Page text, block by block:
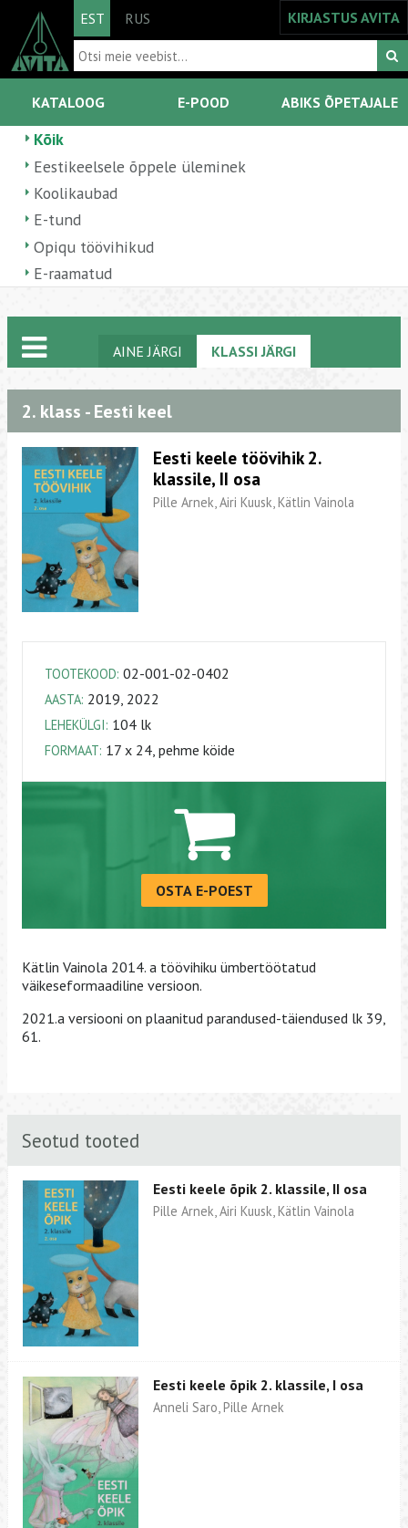
EST RUS KIRJASTUS AVITA
KATALOOG E-POOD ABIKS ÕPETAJALE
Kõik
Eestikeelsele õppele üleminek
Koolikaubad
E-tund
Opiqu töövihikud
E-raamatud
AINE JÄRGI KLASSI JÄRGI
2. klass - Eesti keel
Eesti keele töövihik 2.
klassile, II osa
Pille Arnek, Airi Kuusk, Kätlin Vainola
TOOTEKOOD: 02-001-02-0402
AASTA: 2019, 2022
LEHEKÜLGI: 104 lk
FORMAAT: 17 x 24, pehme köide
OSTA E-POEST
Kätlin Vainola 2014. a töövihiku ümbertöötatud
väikeseformaadiline versioon.
2021.a versiooni on plaanitud parandused-täiendused lk 39,
61.
Seotud tooted
Eesti keele õpik 2. klassile, II osa
Pille Arnek, Airi Kuusk, Kätlin Vainola
Eesti keele õpik 2. klassile, I osa
Anneli Saro, Pille Arnek